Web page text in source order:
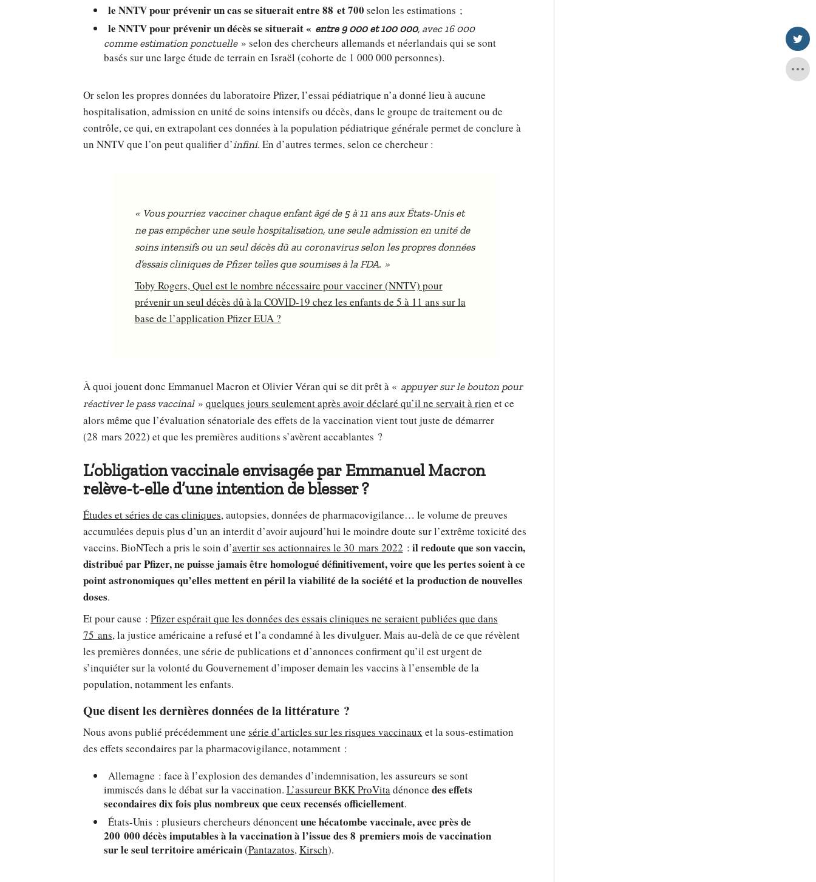
le NNTV pour prévenir un cas se situerait entre 88 et 700 selon les estimations ;
le NNTV pour prévenir un décès se situerait « entre 9 000 et 100 000, avec 16 000
comme estimation ponctuelle» selon des chercheurs allemands et néerlandais qui se sont
basés sur une large étude de terrain en Israël (cohorte de 1 000 000 personnes).
Or selon les propres données du laboratoire Pfizer, l’essai pédiatrique n’a donné lieu à aucune
hospitalisation, admission en unité de soins intensifs ou décès, dans le groupe de traitement ou de
contrôle, ce qui, en extrapolant ces données à la population pédiatrique générale permet de conclure à
un NNTV que l’on peut qualifier d’ infini. En d’autres termes, selon ce chercheur :
« Vous pourriez vacciner chaque enfant âgé de 5 à 11 ans aux États-Unis et
ne pas empêcher une seule hospitalisation, une seule admission en unité de
soins intensifs ou un seul décès dû au coronavirus selon les propres données
d’essais cliniques de Pfizer telles que soumises à la FDA. »
Toby Rogers, Quel est le nombre nécessaire pour vacciner (NNTV) pour
prévenir un seul décès dû à la COVID-19 chez les enfants de 5 à 11 ans sur la
base de l’application Pfizer EUA ?
À quoi jouent donc Emmanuel Macron et Olivier Véran qui se dit prêt à « appuyer sur le bouton pour
réactiver le pass vaccinal» quelques jours seulement après avoir déclaré qu’il ne servait à rien et ce
alors même que l’évaluation sénatoriale des effets de la vaccination vient tout juste de démarrer
(28 mars 2022) et que les premières auditions s’avèrent accablantes ?
L’obligation vaccinale envisagée par Emmanuel Macron
relève-t-elle d’une intention de blesser ?
Études et séries de cas cliniques, autopsies, données de pharmacovigilance… le volume de preuves
accumulées depuis plus d’un an interdit d’avoir aujourd’hui le moindre doute sur l’extrême toxicité des
vaccins. BioNTech a pris le soin d’avertir ses actionnaires le 30 mars 2022 : il redoute que son vaccin,
distribué par Pfizer, ne puisse jamais être homologué définitivement, voire que les pertes soient à ce
point astronomiques qu’elles mettent en péril la viabilité de la société et la production de nouvelles
doses.
Et pour cause : Pfizer espérait que les données des essais cliniques ne seraient publiées que dans
75 ans, la justice américaine a refusé et l’a condamné à les divulguer. Mais au-delà de ce que révèlent
les premières données, une série de publications et d’annonces confirment qu’il est urgent de
s’inquiéter sur la volonté du Gouvernement d’imposer demain les vaccins à l’ensemble de la
population, notamment les enfants.
Que disent les dernières données de la littérature ?
Nous avons publié précédemment une série d’articles sur les risques vaccinaux et la sous-estimation
des effets secondaires par la pharmacovigilance, notamment :
Allemagne : face à l’explosion des demandes d’indemnisation, les assureurs se sont
immiscés dans le débat sur la vaccination. L’assureur BKK ProVitadénonce des effets
secondaires dix fois plus nombreux que ceux recensés officiellement.
États-Unis : plusieurs chercheurs dénoncentune hécatombe vaccinale, avec près de
200 000 décès imputables à la vaccination à l’issue des 8 premiers mois de vaccination
sur le seul territoire américain(Pantazatos,Kirsch).